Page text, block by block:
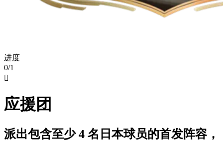
进度
0/1

应援团
派出包含至少 4 名日本球员的首发阵容，